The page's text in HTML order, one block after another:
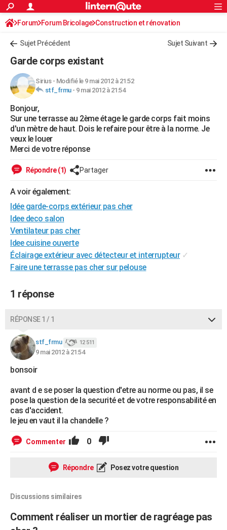
ACTUALITÉS
Politique
Société
Faits Divers
Education
Monde
Villes
+
FINANCE
Retraite
Impôts
Epargne
Immobilier
Risques naturels par ville
Banque
Assurance
Crédit
AUTO
Essais
Réserver un essai
Citadines
Berlines
SUV
Forum auto
+HIGH-TECH
Mobiles
Meilleur smartphone
Internet
Ordinateurs
Jeux vidéo
Guide high-tech
+BRICOLAGE
Forum
Aménagement intérieur
Extérieur
Cuisine
Salle de bains
Jardinage
Rangement
Guides de France
Escapades
Patrimoine
Expositions
Musées
Week-end nature
Art de vivre
Bien-être
Loisirs
Mode
Modes de vie
Alimentation
Guide de la santé
Maladies
Médicaments
Sommeil
VOYAGE
Voyage nature
Voyage de noces
PHOTO
GUIDES D'ACHAT
CARTE DE VOEUX
Carte de Noël
Carte Bonne année
Carte Saint-Valentin
Carte Pâques
Carte d'anniversaire
DICTIONNAIRE
Dictionnaire
Biographies
Citations
Expressions
Proverbes
PROGRAMME TV
FORUM
Bricolage
Lifestyle
Culture
Sport
Auto
Television
Voyage
Cinema
Rechercher
S'inscrire
Connexion
Forum Forum Bricolage Construction et rénovation
Sujet Précédent Sujet Suivant
Garde corps existant
Sirius- Modifié le 9 mai 2012 à 21:52
stf_frmu- 9 mai 2012 à 21:54
Bonjour,
Sur une terrasse au 2ème étage le garde corps fait moins
d'un mètre de haut. Dois le refaire pour être à la norme. Je
veux le louer
Merci de votre réponse
Répondre (1) Partager
A voir également:
Idée garde-corps extérieur pas cher
Idee deco salon
Ventilateur pas cher
Idee cuisine ouverte
Éclairage extérieur avec détecteur et interrupteur ✓
Faire une terrasse pas cher sur pelouse
1 réponse
RÉPONSE 1 / 1
stf_frmu 12 511
9 mai 2012 à 21:54
bonsoir
avant d e se poser la question d'etre au norme ou pas, il se
pose la question de la securité et de votre responsabilité en
cas d'accident.
le jeu en vaut il la chandelle ?
Commenter 0
Répondre Posez votre question
Discussions similaires
Comment réaliser un mortier de ragréage pas